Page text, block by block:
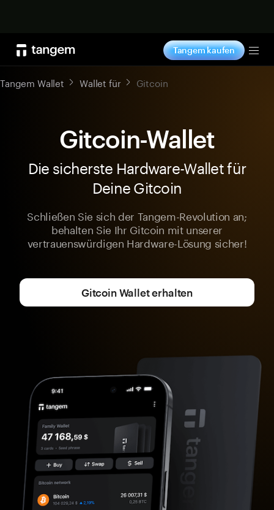
Tangem kaufen
Tangem Wallet Wallet für Gitcoin
Gitcoin-Wallet
Die sicherste Hardware-Wallet für
Deine Gitcoin
Schließen Sie sich der Tangem-Revolution an;
behalten Sie Ihr Gitcoin mit unserer
vertrauenswürdigen Hardware-Lösung sicher!
Gitcoin Wallet erhalten